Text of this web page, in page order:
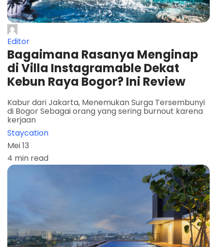
Editor
Bagaimana Rasanya Menginap
di Villa Instagramable Dekat
Kebun Raya Bogor? Ini Review
Kabur dari Jakarta, Menemukan Surga Tersembunyi
di Bogor Sebagai orang yang sering burnout karena
kerjaan
Staycation
Mei 13
4 min read